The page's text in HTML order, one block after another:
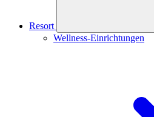
Resort
Wellness-Einrichtungen